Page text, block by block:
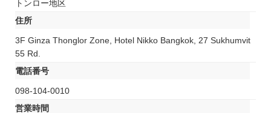
トンロー地区
住所
3F Ginza Thonglor Zone, Hotel Nikko Bangkok, 27 Sukhumvit
55 Rd.
電話番号
098-104-0010
営業時間